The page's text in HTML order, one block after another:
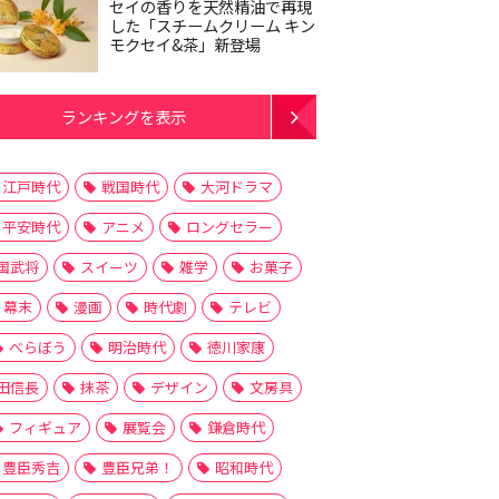
セイの香りを天然精油で再現
した「スチームクリーム キン
モクセイ&茶」新登場
ランキングを表示
江戸時代 戦国時代
大河ドラマ
平安時代
アニメ
ロングセラー
武将
スイーツ 雑学
お菓子
幕末
漫画 時代劇
テレビ
べらぼう
明治時代
徳川家康
信長
抹茶 デザイン
文房具
フィギュア
展覧会
鎌倉時代
豊臣秀吉
豊臣兄弟！
昭和時代